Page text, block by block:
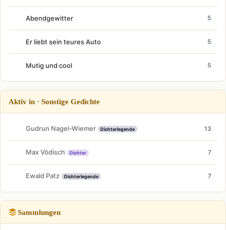
Abendgewitter 5
Er liebt sein teures Auto 5
Mutig und cool 5
Aktiv in · Sonstige Gedichte
Gudrun Nagel-Wiemer Dichterlegende 13
Max Vödisch Dichter 7
Ewald Patz Dichterlegende 7
Sammlungen